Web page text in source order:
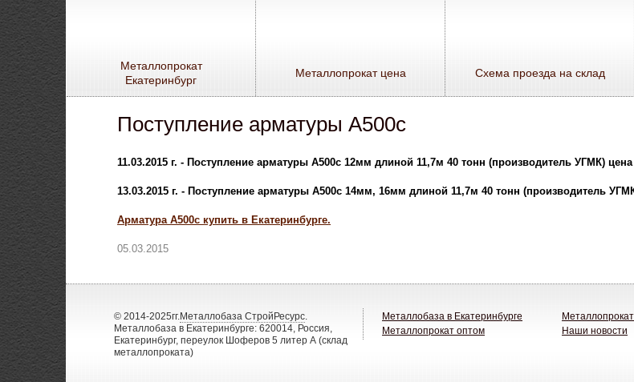
Металлопрокат
Екатеринбург
Металлопрокат цена Схема проезда на склад
Поступление арматуры А500с
11.03.2015 г. - Поступление арматуры А500с 12мм длиной 11,7м 40 тонн (производитель УГМК) цена
13.03.2015 г. - Поступление арматуры А500с 14мм, 16мм длиной 11,7м 40 тонн (производитель
Арматура А500с купить в Екатеринбурге.
05.03.2015
© 2014-2025гг.Металлобаза СтройРесурс.
Металлобаза в Екатеринбурге: 620014, Россия,
Екатеринбург, переулок Шоферов 5 литер А (склад
металлопроката)
Металлобаза в Екатеринбурге
Металлопрокат оптом
Наши новости